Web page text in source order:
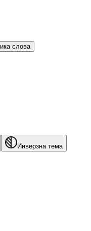
слова
Инверзна тема